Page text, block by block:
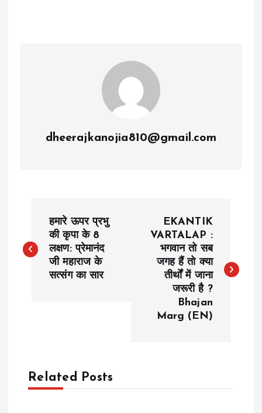
dheerajkanojia810@gmail.com
o
v
हमारे ऊपर प्रभु
की कृपा के 8
लक्षण: प्रेमानंद
जी महाराज के
सत्संग का सार
EKANTIK
VARTALAP :
भगवान तो सब
जगह हैं तो क्या
तीर्थों में जाना
जरूरी है ?
Bhajan
Marg (EN)
Related Posts